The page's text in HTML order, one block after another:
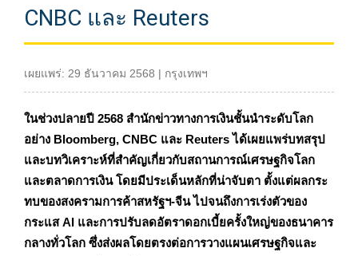
CNBC และ Reuters
เผยแพร่: 29 ธันวาคม 2568 | กรุงเทพฯ
ในช่วงปลายปี 2568 สำนักข่าวทางการเงินชั้นนำระดับโลก
อย่าง Bloomberg, CNBC และ Reuters ได้เผยแพร่บทสรุป
และบทวิเคราะห์ที่สำคัญเกี่ยวกับสถานการณ์เศรษฐกิจโลก
และตลาดการเงิน โดยมีประเด็นหลักที่น่าจับตา ตั้งแต่ผลกระ
ทบของสงครามการค้าสหรัฐฯ-จีน ไปจนถึงการเร่งตัวของ
กระแส AI และการปรับลดอัตราดอกเบี้ยครั้งใหญ่ของธนาคาร
กลางทั่วโลก ซึ่งส่งผลโดยตรงต่อการวางแผนเศรษฐกิจและ